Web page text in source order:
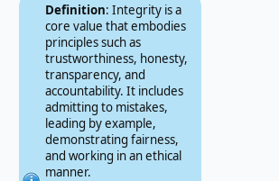
Definition: Integrity is a
core value that embodies
principles such as
trustworthiness, honesty,
transparency, and
accountability. It includes
admitting to mistakes,
leading by example,
demonstrating fairness,
and working in an ethical
manner.